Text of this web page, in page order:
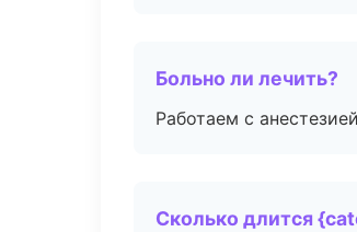
Больно ли лечить?
Работаем с
Сколько длится